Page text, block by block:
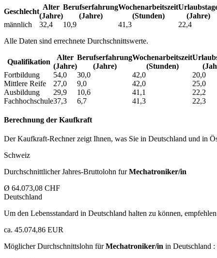
Geschlecht
Alter
(Jahre)
Berufs­erfahrung
(Jahre)
Wochen­arbeitszeit
(Stunden)
(Jahre)
männlich
32,4 10,9 41,3
22,4
Alle Daten sind errechnete Durchschnittswerte.
Qualifikation
Alter
(Jahre)
Berufs­erfahrung
(Jahre)
Wochen­arbeitszeit
(Stunden)
Fortbildung
54,0 30,0 42,0
20,0
Mittlere Reife
27,0 9,0 42,0
25,0
Ausbildung
29,9 10,6 41,1
22,2
Fachhochschule37,3 6,7 41,3 22,3
Berechnung der Kaufkraft
Der Kaufkraft-Rechner zeigt Ihnen, was Sie in Deutschland und in
Schweiz
Durchschnittlicher Jahres-Bruttolohn furMechatroniker/in
Ø 64.073,08 CHF
Deutschland
Um den Lebensstandard in Deutschland halten zu können,
ca. 45.074,86 EUR
Möglicher Durchschnittslohn fürMechatroniker/in in Deutschland :